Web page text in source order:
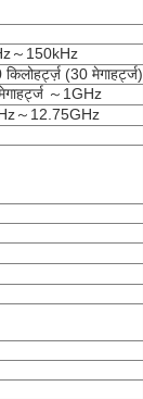
～150kHz
(30 मेगाहर्ट्ज)
～1GHz
～12.75GHz